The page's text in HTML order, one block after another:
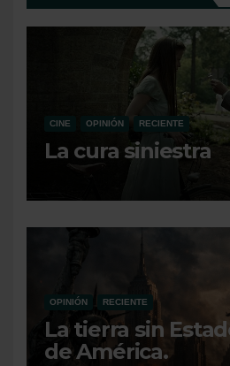
CINE OPINIÓN RECIENTE
La cura siniestra
OPINIÓN RECIENTE
La tierra sin
de América.